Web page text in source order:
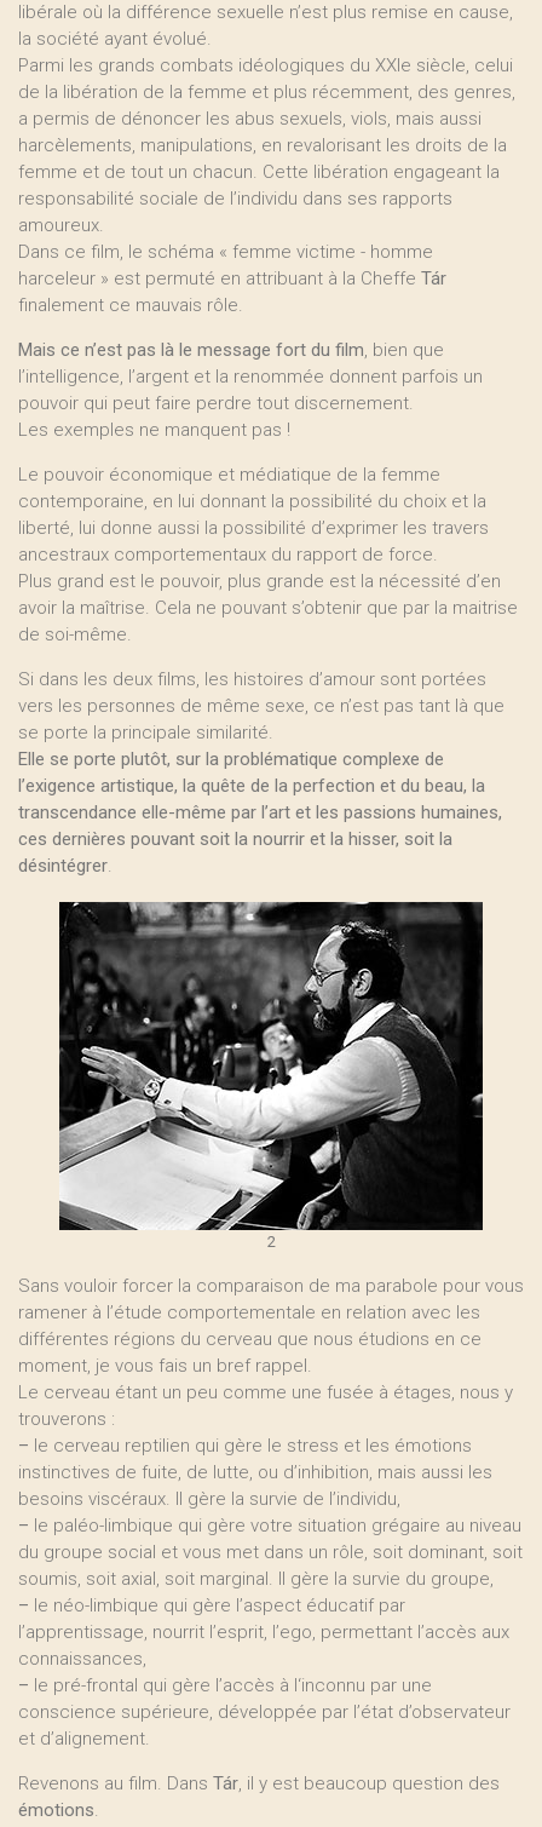
libérale où la différence sexuelle n’est plus remise en cause,
la société ayant évolué.
Parmi les grands combats idéologiques du XXIe siècle, celui
de la libération de la femme et plus récemment, des genres,
a permis de dénoncer les abus sexuels, viols, mais aussi
harcèlements, manipulations, en revalorisant les droits de la
femme et de tout un chacun. Cette libération engageant la
responsabilité sociale de l’individu dans ses rapports
amoureux.
Dans ce film, le schéma « femme victime - homme
harceleur » est permuté en attribuant à la Cheffe Tár
finalement ce mauvais rôle.
Mais ce n’est pas là le message fort du film, bien que
l’intelligence, l’argent et la renommée donnent parfois un
pouvoir qui peut faire perdre tout discernement.
Les exemples ne manquent pas !
Le pouvoir économique et médiatique de la femme
contemporaine, en lui donnant la possibilité du choix et la
liberté, lui donne aussi la possibilité d’exprimer les travers
ancestraux comportementaux du rapport de force.
Plus grand est le pouvoir, plus grande est la nécessité d’en
avoir la maîtrise. Cela ne pouvant s’obtenir que par la maitrise
de soi-même.
Si dans les deux films, les histoires d’amour sont portées
vers les personnes de même sexe, ce n’est pas tant là que
se porte la principale similarité.
Elle se porte plutôt, sur la problématique complexe de
l’exigence artistique, la quête de la perfection et du beau, la
transcendance elle-même par l’art et les passions humaines,
ces dernières pouvant soit la nourrir et la hisser, soit la
désintégrer.
2
Sans vouloir forcer la comparaison de ma parabole pour vous
ramener à l’étude comportementale en relation avec les
différentes régions du cerveau que nous étudions en ce
moment, je vous fais un bref rappel.
Le cerveau étant un peu comme une fusée à étages, nous y
trouverons :
– le cerveau reptilien qui gère le stress et les émotions
instinctives de fuite, de lutte, ou d’inhibition, mais aussi les
besoins viscéraux. Il gère la survie de l’individu,
– le paléo-limbique qui gère votre situation grégaire au niveau
du groupe social et vous met dans un rôle, soit dominant, soit
soumis, soit axial, soit marginal. Il gère la survie du groupe,
– le néo-limbique qui gère l’aspect éducatif par
l’apprentissage, nourrit l’esprit, l’ego, permettant l’accès aux
connaissances,
– le pré-frontal qui gère l’accès à l‘inconnu par une
conscience supérieure, développée par l’état d’observateur
et d’alignement.
Revenons au film. Dans Tár, il y est beaucoup question des
émotions.